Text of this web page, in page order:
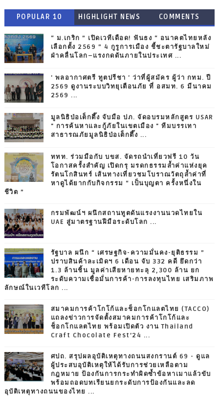
POPULAR 10 HIGHLIGHT NEWS COMMENTS
“ ม.เกริก ” เปิดเวทีเดือด! ฟันธง “ อนาคตไทยหลัง
เลือกตั้ง 2569 ” 4 กูรูการเมือง ชี้ชะตารัฐบาลใหม่
ฝ่าคลื่นโลก–แรงกดดันภายในประเทศ ...
' พลอากาศตรี ทูตปรีชา ' ว่าที่ผู้สมัคร ผู้ว่า กทม. ปี
2569 ดูงานระบบวิทยุเตือนภัย ที่ อสมท. 6 มีนาคม
2569 ...
มูลนิธิป่อเต็กตึ๊ง จับมือ ปภ. จัดอบรมหลักสูตร USAR
" การค้นหาและกู้ภัยในเขตเมือง " ทีมบรรเทา
สาธารณภัยมูลนิธิป่อเต็กตึ๊ง ...
ททท. ร่วมมือกับ บขส. จัดรถนำเที่ยวฟรี 10 วัน
โอกาสครั้งสำคัญ เปิดกรุ มรดกธรรมล้ำค่าแห่งยุค
รัตนโกสินทร์ เส้นทางเที่ยวชมโบราณวัตถุล้ำค่าที่
หาดูได้ยากกับกิจกรรม “ เป็นบุญตา ครั้งหนึ่งใน
ชีวิต ”
กรมพัฒน์ฯ ผนึกสถานทูตดันแรงงานนวดไทยใน
UAE สู่มาตรฐานฝีมือระดับโลก ...
รัฐบาล ผนึก “ เศรษฐกิจ-ความมั่นคง-ยุติธรรม ”
ปราบสินค้าละเมิดฯ 6 เดือน จับ 332 คดี ยึดกว่า
1.3 ล้านชิ้น มูลค่าเสียหายทะลุ 2,300 ล้าน ยก
ระดับความเชื่อมั่นการค้า-การลงทุนไทย เสริมภาพ
ลักษณ์ในเวทีโลก ...
สมาคมการค้าโกโก้และช็อกโกแลตไทย (TACCO)
แถลงข่าวการจัดตั้งสมาคมการค้าโกโก้และ
ช็อกโกแลตไทย พร้อมเปิดตัว งาน Thailand
Craft Chocolate Fest’24 ...
ศปถ. สรุปผลอุบัติเหตุทางถนนสงกรานต์ 69 - ดูแล
ผู้ประสบอุบัติเหตุให้ได้รับการช่วยเหลือตาม
กฎหมาย ป้องกันการกระทำผิดซ้ำข้อหาเมาแล้วขับ
พร้อมถอดบทเรียนยกระดับการป้องกันและลด
อุบัติเหตุทางถนนของไทย ...